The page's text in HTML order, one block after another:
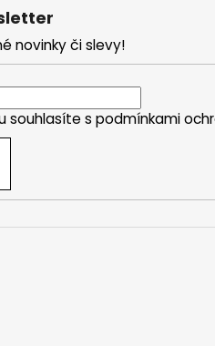
novinky či slevy!
souhlasíte s podmínkami